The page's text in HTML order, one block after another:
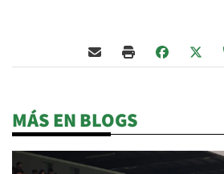
MÁS EN BLOGS